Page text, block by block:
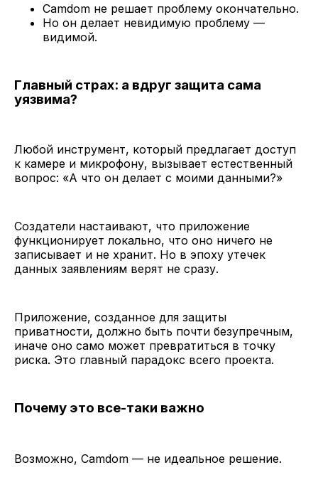
Camdom не решает проблему окончательно.
Но он делает невидимую проблему —
видимой.
Главный страх: а вдруг защита сама
уязвима?
Любой инструмент, который предлагает доступ
к камере и микрофону, вызывает естественный
вопрос: «А что он делает с моими данными?»
Создатели настаивают, что приложение
функционирует локально, что оно ничего не
записывает и не хранит. Но в эпоху утечек
данных заявлениям верят не сразу.
Приложение, созданное для защиты
приватности, должно быть почти безупречным,
иначе оно само может превратиться в точку
риска. Это главный парадокс всего проекта.
Почему это все-таки важно
Возможно, Camdom — не идеальное решение.